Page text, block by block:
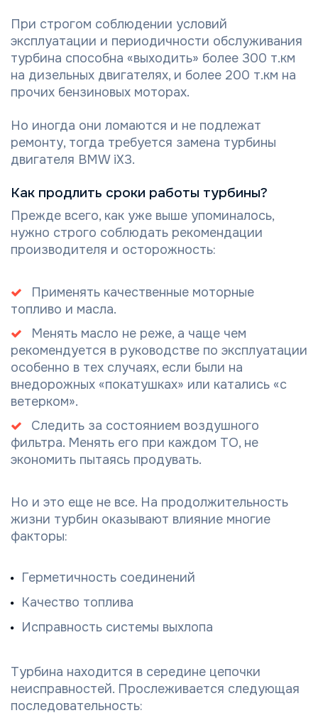
При строгом соблюдении условий
эксплуатации и периодичности обслуживания
турбина способна «выходить» более 300 т.км
на дизельных двигателях, и более 200 т.км на
прочих бензиновых моторах.
Но иногда они ломаются и не подлежат
ремонту, тогда требуется замена турбины
двигателя BMW iX3.
Как продлить сроки работы турбины?
Прежде всего, как уже выше упоминалось,
нужно строго соблюдать рекомендации
производителя и осторожность:
Применять качественные моторные
топливо и масла.
Менять масло не реже, а чаще чем
рекомендуется в руководстве по эксплуатации
особенно в тех случаях, если были на
внедорожных «покатушках» или катались «с
ветерком».
Следить за состоянием воздушного
фильтра. Менять его при каждом ТО, не
экономить пытаясь продувать.
Но и это еще не все. На продолжительность
жизни турбин оказывают влияние многие
факторы:
Герметичность соединений
Качество топлива
Исправность системы выхлопа
Турбина находится в середине цепочки
неисправностей. Прослеживается следующая
последовательность: